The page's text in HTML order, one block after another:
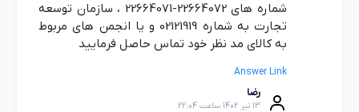
شماره های 22664072-22664071 ، سازمان توسعه
تجارت به شماره 02121919 و یا انجمن های مربوط
به کالای مد نظر خود تماس حاصل فرمایید
Answer Link
رضا
13 تیر 1402 ساعت 22:04